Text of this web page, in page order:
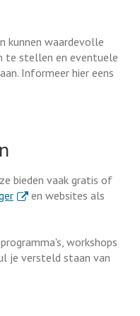
kunnen waardevolle
te stellen en eventuele
Informeer hier eens
bieden vaak gratis of
. Externe link
en websites als
workshops
je versteld staan van